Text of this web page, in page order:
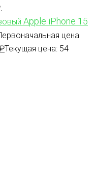
Apple iPhone 15
цена
₽Текущая цена: 54